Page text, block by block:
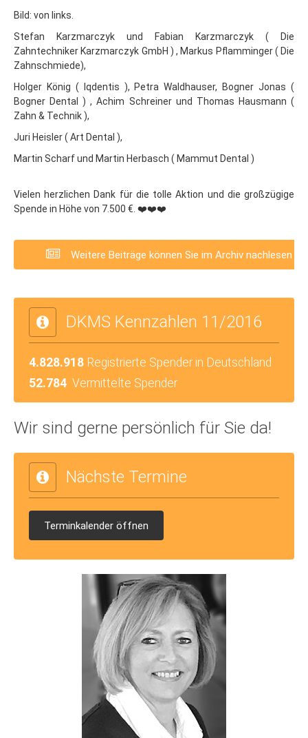
Bild: von links.
Stefan Karzmarczyk und Fabian Karzmarczyk ( Die
Zahntechniker Karzmarczyk GmbH ) , Markus Pflamminger ( Die
Zahnschmiede),
Holger König ( Iqdentis ), Petra Waldhauser, Bogner Jonas (
Bogner Dental ) , Achim Schreiner und Thomas Hausmann (
Zahn & Technik ),
Juri Heisler ( Art Dental ),
Martin Scharf und Martin Herbasch ( Mammut Dental )
Vielen herzlichen Dank für die tolle Aktion und die großzügige
Spende in Höhe von 7.500 €. ❤️❤️❤️
Weitere Beiträge können Sie im Archiv nachlesen
DKMS Kennzahlen 11/2016
4.828.918 Registrierte Spender in Deutschland
52.784 Vermittelte Spender
Wir sind gerne persönlich für Sie da!
Nächste Termine
Terminkalender öffnen